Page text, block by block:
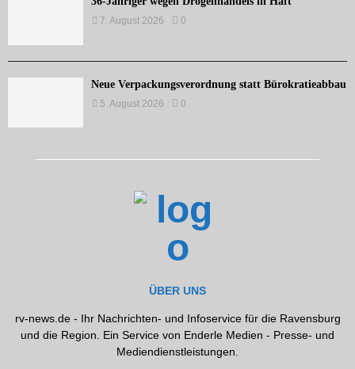
7. August 2026 0
Neue Verpackungsverordnung statt Bürokratieabbau
5. August 2026 0
ÜBER UNS
rv-news.de - Ihr Nachrichten- und Infoservice für die Ravensburg
und die Region. Ein Service von Enderle Medien - Presse- und
Mediendienstleistungen.